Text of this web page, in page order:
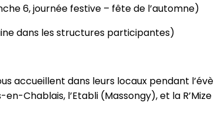
6, journée festive – fête de l’automne)
dans les structures participantes)
accueillent dans leurs locaux pendant
Chablais, l’Etabli (Massongy), et la